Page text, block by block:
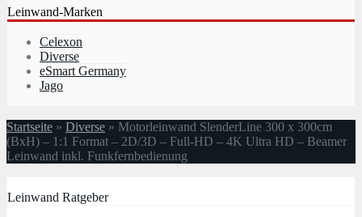
Leinwand-Marken
Celexon
Diverse
eSmart Germany
Jago
Startseite » Diverse » Motorleinwand SlenderLine 300 x 300cm
(BxH) – 1:1 Format – 2D/3D – Full-HD – 4K Ultra HD – Beamer
Leinwand inkl. Funkfernbedienung
Leinwand Ratgeber